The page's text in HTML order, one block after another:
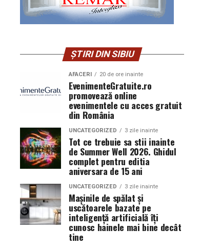
ȘTIRI DIN SIBIU
AFACERI 20 de ore inainte
EvenimenteGratuite.ro
promovează online
evenimentele cu acces gratuit
din România
UNCATEGORIZED 3 zile inainte
Tot ce trebuie sa stii inainte
de Summer Well 2026. Ghidul
complet pentru editia
aniversara de 15 ani
UNCATEGORIZED 3 zile inainte
Mașinile de spălat și
uscătoarele bazate pe
inteligență artificială îți
cunosc hainele mai bine decât
tine